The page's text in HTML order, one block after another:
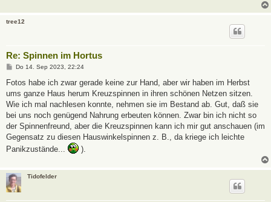
tree12
Re: Spinnen im Hortus
B
i
r
a
Do 14. Sep 2023, 22:24
Fotos habe ich zwar gerade keine zur Hand, aber wir haben im Herbst
ums ganze Haus herum Kreuzspinnen in ihren schönen Netzen sitzen.
Wie ich mal nachlesen konnte, nehmen sie im Bestand ab. Gut, daß sie
bei uns noch genügend Nahrung erbeuten können. Zwar bin ich nicht so
der Spinnenfreund, aber die Kreuzspinnen kann ich mir gut anschauen (im
Gegensatz zu diesen Hauswinkelspinnen z. B., da kriege ich leichte
Panikzustände...
).
Tidofelder